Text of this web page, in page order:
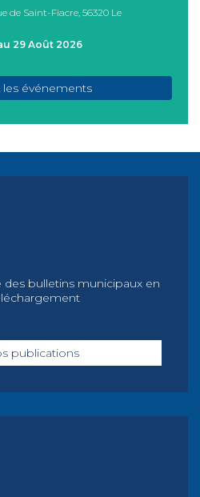
de Saint-Fiacre, 56320 Le
29 Août 2026
les événements
des bulletins municipaux en
publications